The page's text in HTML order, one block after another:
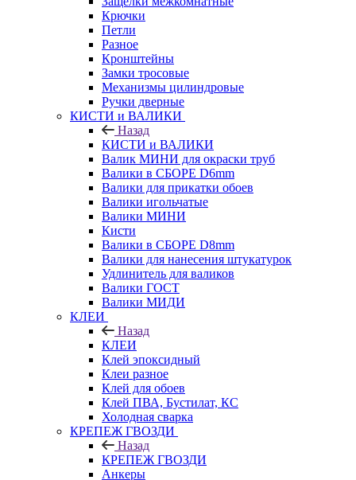
Крючки
Петли
Разное
Кронштейны
Замки тросовые
Механизмы цилиндровые
Ручки дверные
КИСТИ и ВАЛИКИ
Назад
КИСТИ и ВАЛИКИ
Валик МИНИ для окраски труб
Валики в СБОРЕ D6mm
Валики для прикатки обоев
Валики игольчатые
Валики МИНИ
Кисти
Валики в СБОРЕ D8mm
Валики для нанесения штукатурок
Удлинитель для валиков
Валики ГОСТ
Валики МИДИ
КЛЕИ
Назад
КЛЕИ
Клей эпоксидный
Клеи разное
Клей для обоев
Клей ПВА, Бустилат, КС
Холодная сварка
КРЕПЕЖ ГВОЗДИ
Назад
КРЕПЕЖ ГВОЗДИ
Анкеры